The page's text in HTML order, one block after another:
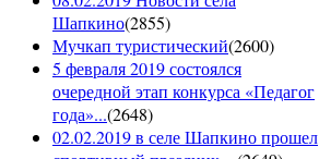
Шапкино(2855)
Мучкап туристический(2600)
5 февраля 2019 состоялся
очередной этап конкурса «Педагог
года»...(2648)
02.02.2019 в селе Шапкино прошел